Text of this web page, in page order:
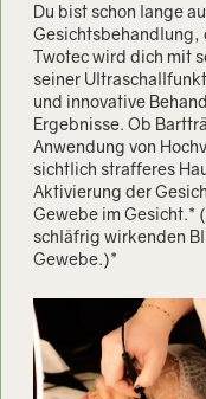
Du bist schon lange
Gesichtsbehandlung,
Twotec wird dich mit
seiner
und innovative
Ergebnisse. Ob
Anwendung von
sichtlich strafferes
Aktivierung der
Gewebe im Gesicht.*
schläfrig wirkenden
Gewebe.)*